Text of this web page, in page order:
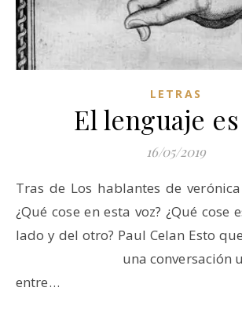
LETRAS
El lenguaje
16/05/2019
Tras de Los hablantes de verónica gerber bicecci
¿Qué cose en esta voz? ¿Qué cose
lado y del otro? Paul Celan Esto
una conversación una
entre…